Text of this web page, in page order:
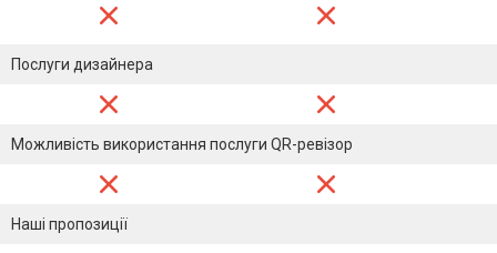
Послуги дизайнера
Можливість використання послуги QR-ревізор
Наші пропозиції